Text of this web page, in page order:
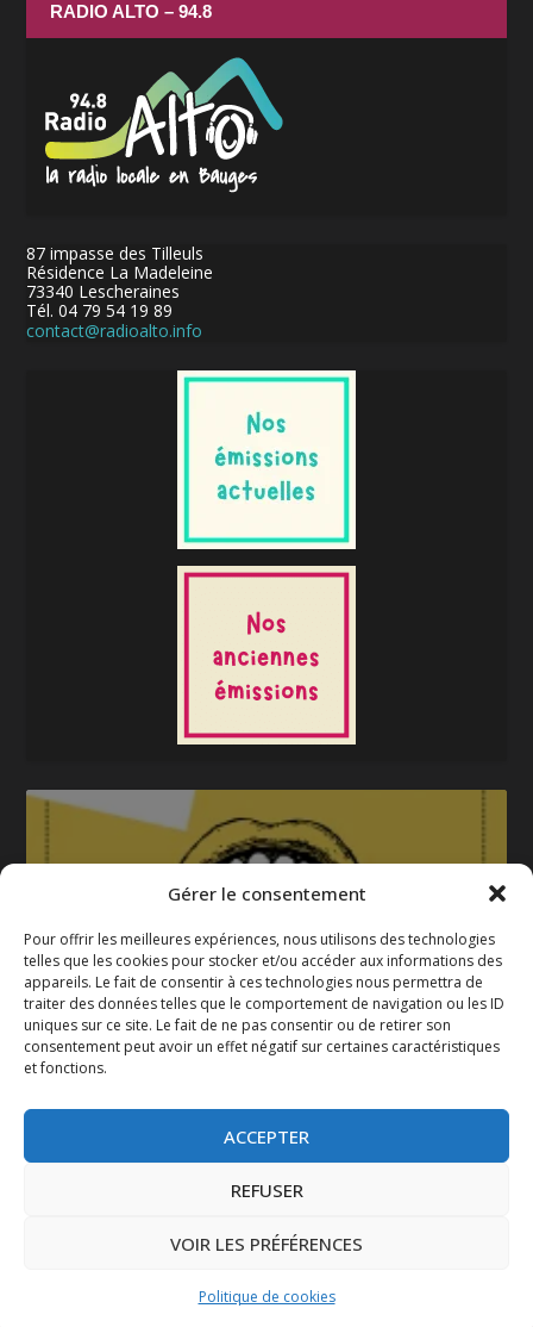
Gérer le consentement
Pour offrir les meilleures expériences, nous utilisons des technologies
telles que les cookies pour stocker et/ou accéder aux informations des
appareils. Le fait de consentir à ces technologies nous permettra de
traiter des données telles que le comportement de navigation ou les ID
uniques sur ce site. Le fait de ne pas consentir ou de retirer son
consentement peut avoir un effet négatif sur certaines caractéristiques
et fonctions.
ACCEPTER
REFUSER
VOIR LES PRÉFÉRENCES
Politique de cookies
RADIO ALTO – 94.8
87 impasse des Tilleuls
Résidence La Madeleine
73340 Lescheraines
Tél. 04 79 54 19 89
contact@radioalto.info
La gazette 2025-2026